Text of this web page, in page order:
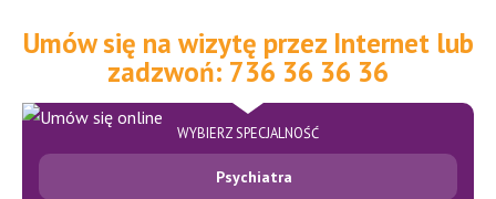
Umów się na wizytę przez Internet lub
zadzwoń: 736 36 36 36
WYBIERZ SPECJALNOŚĆ
Psychiatra